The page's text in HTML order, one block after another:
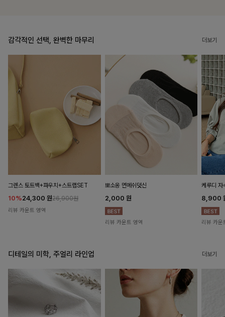
감각적인 선택, 완벽한 마무리 더보기
그렌스 토트백+파우치+스트랩SET
10%24,300 원26,900원
리뷰 카운트 영역
뽀소옹 면메쉬덧신
2,000 원
리뷰 카운트 영역
케루디 자
8,900
리뷰 카운
디테일의 미학, 주얼리 라인업 더보기